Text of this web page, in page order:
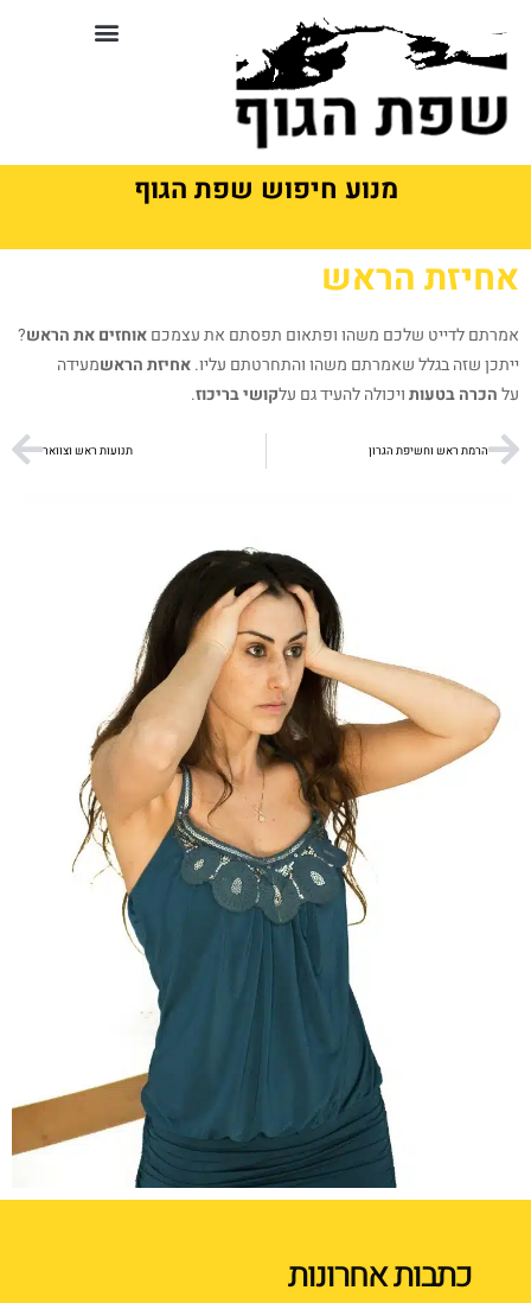
מנוע חיפוש שפת הגוף
אחיזת הראש
אמרתם לדייט שלכם משהו ופתאום תפסתם את עצמכםאוחזים את הראש?
ייתכן שזה בגלל שאמרתם משהו והתחרטתם עליו.אחיזת הראשמעידה
עלהכרה בטעותויכולה להעיד גם עלקושי בריכוז.
הרמת ראש וחשיפת הגרון תנועות ראש וצוואר
כתבות אחרונות